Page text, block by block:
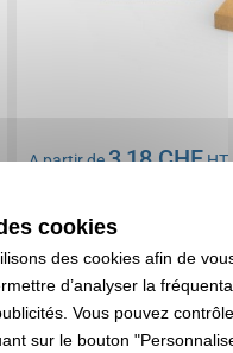
A partir de3,18 CHFHT
Stock limité : nous consulter
DEVIS
cookies
des cookies afin de
d’analyser la
Vous pouvez
sur le bouton